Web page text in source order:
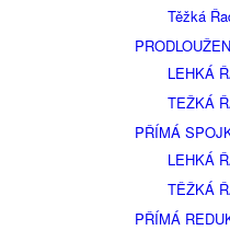
Těžká
LEHKÁ
TEŽKÁ
PŘÍMÁ
LEHKÁ
TĚŽKÁ
PŘÍMÁ